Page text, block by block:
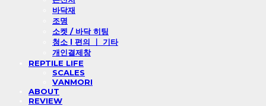
바닥재
조명
소켓 / 바닥 히팅
청소 l 편의 ㅣ 기타
개인결제창
REPTILE LIFE
SCALES
VANMORI
ABOUT
REVIEW